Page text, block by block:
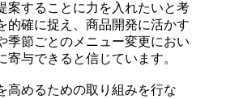
案することに力を入れたいと考
的確に捉え、商品開発に活かす
季節ごとのメニュー変更におい
与できると信じています。
高めるための取り組みを行な